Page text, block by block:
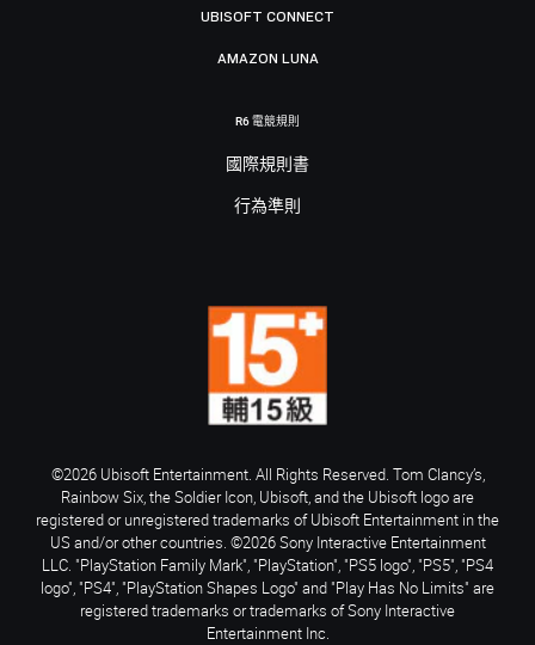
UBISOFT CONNECT
AMAZON LUNA
R6 電競規則
國際規則書
行為準則
©2026 Ubisoft Entertainment. All Rights Reserved. Tom Clancy’s,
Rainbow Six, the Soldier Icon, Ubisoft, and the Ubisoft logo are
registered or unregistered trademarks of Ubisoft Entertainment in the
US and/or other countries. ©2026 Sony Interactive Entertainment
LLC. "PlayStation Family Mark", "PlayStation", "PS5 logo", "PS5", "PS4
logo", "PS4", "PlayStation Shapes Logo" and "Play Has No Limits" are
registered trademarks or trademarks of Sony Interactive
Entertainment Inc.